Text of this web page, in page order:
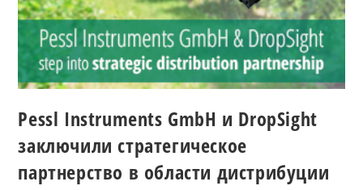
Pessl Instruments GmbH и DropSight
заключили стратегическое
партнерство в области дистрибуции